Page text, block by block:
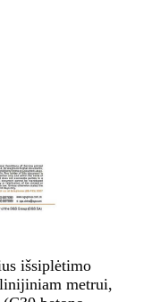
išsiplėtimo
metrui,